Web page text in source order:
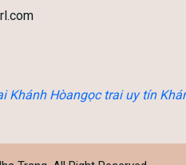
Khánh Hòangọc trai uy tín